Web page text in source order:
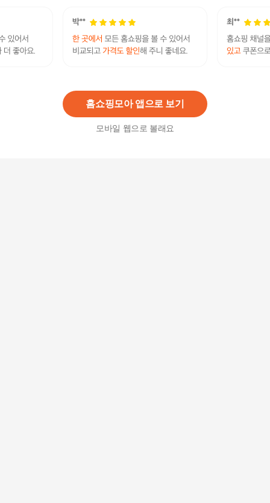
홈쇼핑모아 앱으로 보기
모바일 웹으로 볼래요
베라 왕 V712 로즈 골드 여성 안경